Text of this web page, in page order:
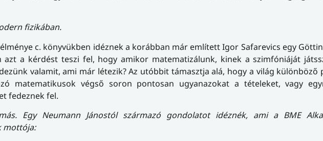
fizikában.
c. könyvükben idéznek a korábban már említett Igor Safarevics egy
azt a kérdést teszi fel, hogy amikor matematizálunk, kinek a szimfóniáját
valamit, ami már létezik? Az utóbbit támasztja alá, hogy a világ különböző
matematikusok végső soron pontosan ugyanazokat a tételeket, vagy
fedeznek fel.
Egy Neumann Jánostól származó gondolatot idéznék, ami a BME
mottója: